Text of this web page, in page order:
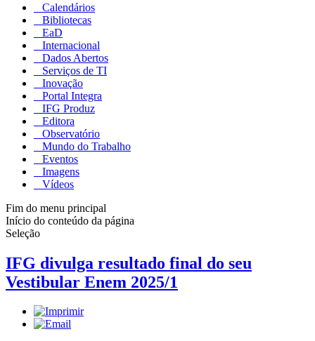
Calendários
Bibliotecas
EaD
Internacional
Dados Abertos
Serviços de TI
Inovação
Portal Integra
IFG Produz
Editora
Observatório
Mundo do Trabalho
Eventos
Imagens
Vídeos
Fim do menu principal
Início do conteúdo da página
Seleção
IFG divulga resultado final do seu
Vestibular Enem 2025/1